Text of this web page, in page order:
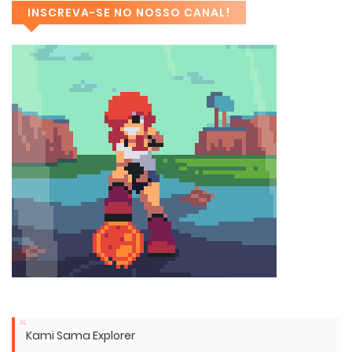
INSCREVA-SE NO NOSSO CANAL!
Kami Sama Explorer